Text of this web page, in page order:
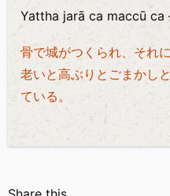
Yattha jarā ca maccū
骨で城がつくられ、それ
老いと高ぶりとごまかし
ている。